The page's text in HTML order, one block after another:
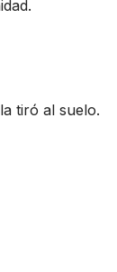
tiró al suelo.